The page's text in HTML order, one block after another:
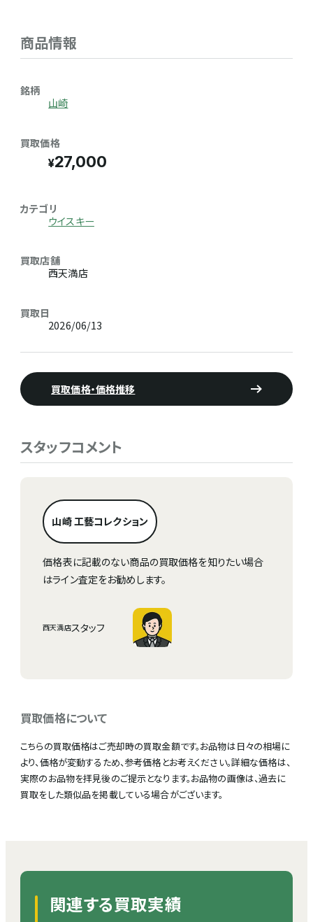
商品情報
銘柄
山崎
買取価格
27,000
カテゴリ
ウイスキー
買取店舗
西天満店
買取日
2026/06/13
買取価格・価格推移
スタッフコメント
山崎 工藝コレクション
価格表に記載のない商品の買取価格を知りたい場合
はライン査定をお勧めします。
西天満店スタッフ
買取価格について
こちらの買取価格はご売却時の買取金額です。お品物は日々の相場に
より、価格が変動するため、参考価格とお考えください。詳細な価格は、
実際のお品物を拝見後のご提示となります。お品物の画像は、過去に
買取をした類似品を掲載している場合がございます。
関連する買取実績